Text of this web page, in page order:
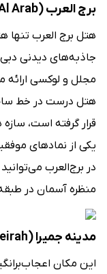
برج العرب (Burj Al Arab)
جاذبه‌های دیدنی
مجلل و لوکسی ارائه
هتل درست در خط
قرار گرفته است،
یکی از نمادهای
در برج‌العرب می‌توانید
منظره آسمان در طبقه 27 ام نهایت لذت
مدینه جمیرا (Madinat Jumeirah)
این مکان